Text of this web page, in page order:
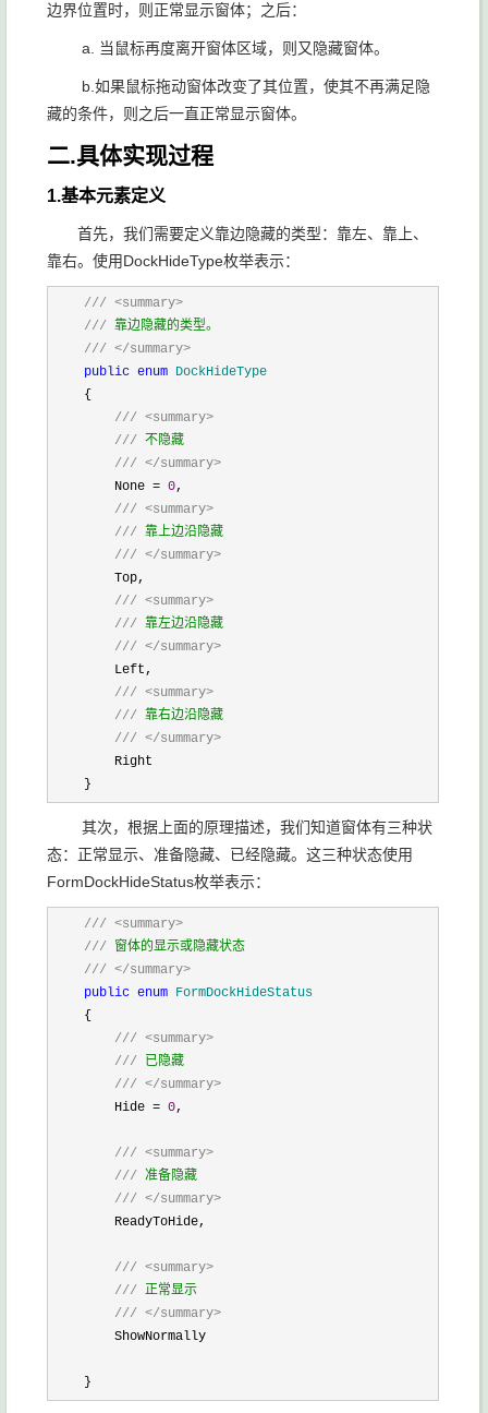
边界位置时，则正常显示窗体；之后：
a. 当鼠标再度离开窗体区域，则又隐藏窗体。
b.如果鼠标拖动窗体改变了其位置，使其不再满足隐
藏的条件，则之后一直正常显示窗体。
二.具体实现过程
1.基本元素定义
首先，我们需要定义靠边隐藏的类型：靠左、靠上、
靠右。使用DockHideType枚举表示：
    ///
<summary>
/// 靠边隐藏的类型。
/// </summary>
public enum DockHideType
    {
/// <summary>
/// 不隐藏
/// </summary>
        None =
0,
/// <summary>
/// 靠上边沿隐藏
/// </summary>
        Top,
/// <summary>
/// 靠左边沿隐藏
/// </summary>
        Left,
/// <summary>
/// 靠右边沿隐藏
/// </summary>
        Right
    }
其次，根据上面的原理描述，我们知道窗体有三种状
态：正常显示、准备隐藏、已经隐藏。这三种状态使用
FormDockHideStatus枚举表示：
    ///
<summary>
/// 窗体的显示或隐藏状态
/// </summary>
public enum FormDockHideStatus
    {
/// <summary>
/// 已隐藏
/// </summary>
        Hide =
0,
/// <summary>
/// 准备隐藏
/// </summary>
        ReadyToHide,
/// <summary>
/// 正常显示
/// </summary>
        ShowNormally
    }